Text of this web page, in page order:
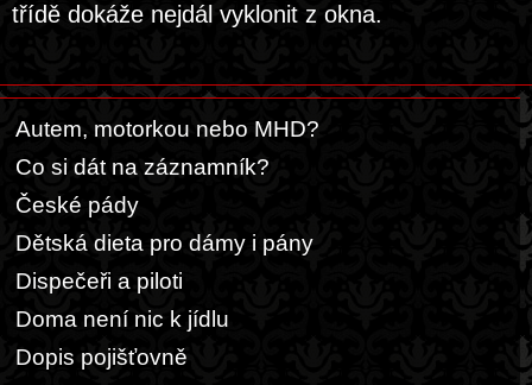
třídě dokáže nejdál vyklonit z okna.
Autem, motorkou nebo MHD?
Co si dát na záznamník?
České pády
Dětská dieta pro dámy i pány
Dispečeři a piloti
Doma není nic k jídlu
Dopis pojišťovně